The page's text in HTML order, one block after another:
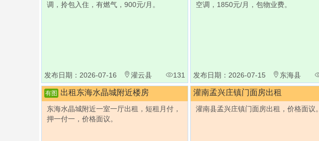
调，拎包入住，有燃气，900元/月。
发布日期：2026-07-16 灌云县 131
空调，1850元/月，包物业费。
发布日期：2026-07-15 东海县
有图 出租东海水晶城附近楼房
东海水晶城附近一室一厅出租，短租月付，
押一付一，价格面议。
灌南孟兴庄镇门面房出租
灌南县孟兴庄镇门面房出租，价格面议。